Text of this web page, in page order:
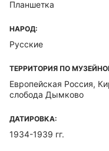
Планшетка
НАРОД:
Русские
ТЕРРИТОРИЯ ПО
Европейская Россия,
слобода Дымково
ДАТИРОВКА:
1934-1939 гг.